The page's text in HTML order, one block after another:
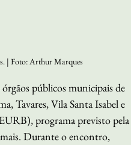
| Foto: Arthur Marques
públicos municipais de
Tavares, Vila Santa Isabel e
programa previsto pela
Durante o encontro,